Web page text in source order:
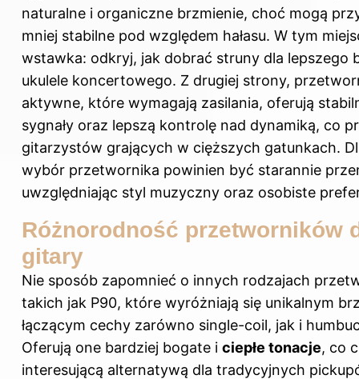
naturalne i organiczne brzmienie, choć mogą
mniej stabilne pod względem hałasu. W tym
wstawka: odkryj, jak dobrać struny dla lepszego
ukulele koncertowego. Z drugiej strony,
aktywne, które wymagają zasilania, oferują
sygnały oraz lepszą kontrolę nad dynamiką, co
gitarzystów grających w cięższych gatunkach.
wybór przetwornika powinien być starannie
uwzględniając styl muzyczny oraz osobiste
Różnorodność przetworników
gitary
Nie sposób zapomnieć o innych rodzajach
takich jak P90, które wyróżniają się unikalnym
łączącym cechy zarówno single-coil, jak i
Oferują one bardziej bogate i ciepłe tonacje, co
interesującą alternatywą dla tradycyjnych